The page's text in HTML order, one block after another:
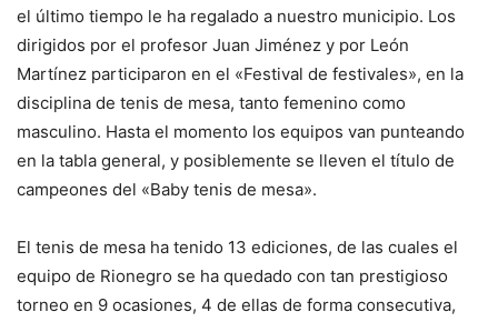
el último tiempo le ha regalado a nuestro municipio. Los
dirigidos por el profesor Juan Jiménez y por León
Martínez participaron en el «Festival de festivales», en la
disciplina de tenis de mesa, tanto femenino como
masculino. Hasta el momento los equipos van punteando
en la tabla general, y posiblemente se lleven el título de
campeones del «Baby tenis de mesa».
El tenis de mesa ha tenido 13 ediciones, de las cuales el
equipo de Rionegro se ha quedado con tan prestigioso
torneo en 9 ocasiones, 4 de ellas de forma consecutiva,